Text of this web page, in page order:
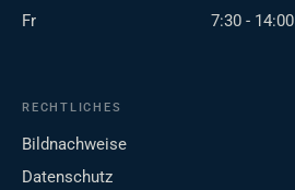
Fr
7:30 - 14:00
RECHTLICHES
Bildnachweise
Datenschutz